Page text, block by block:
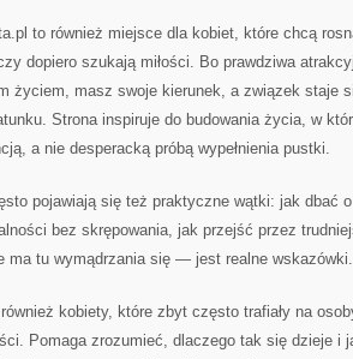
to również miejsce dla kobiet, które chcą
dopiero szukają miłości. Bo prawdziwa
życiem, masz swoje kierunek, a związek staje
Strona inspiruje do budowania życia, w
a nie desperacką próbą wypełnienia pustki.
pojawiają się też praktyczne wątki: jak dbać
bez skrępowania, jak przejść przez
ma tu wymądrzania się — jest realne wskazówki.
kobiety, które zbyt często trafiały na
Pomaga zrozumieć, dlaczego tak się dzieje i